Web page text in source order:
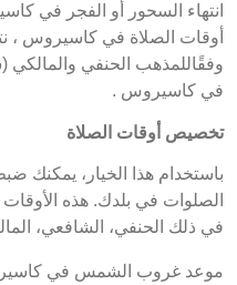
أوقات الصلاة في كاسيروس ،
وفقًاللمذهب الحنفي
في كاسيروس .
تخصيص أوقات الصلاة
باستخدام هذا الخيار، يمكنك
الصلوات في بلدك. هذه الأوقات
في ذلك الحنفي، الشافعي،
موعد غروب الشمس في